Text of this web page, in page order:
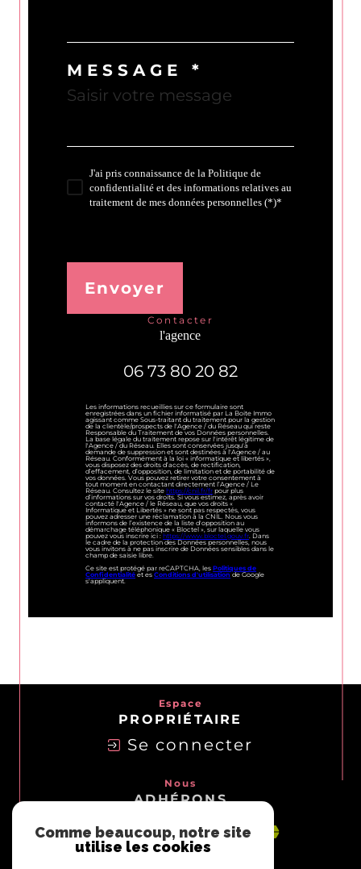
MESSAGE *
J'ai pris connaissance de la Politique de
confidentialité et des informations relatives au
traitement de mes données personnelles (*)*
Envoyer
contacter
l'agence
06 73 80 20 82
Les informations recueillies sur ce formulaire sont
enregistrées dans un fichier informatisé par La Boite Immo
agissant comme Sous-traitant du traitement pour la gestion
de la clientèle/prospects de l'Agence / du Réseau qui reste
Responsable du Traitement de vos Données personnelles.
La base légale du traitement repose sur l'intérêt légitime de
l'Agence / du Réseau. Elles sont conservées jusqu'à
demande de suppression et sont destinées à l'Agence / au
Réseau. Conformément à la loi « informatique et libertés »,
vous disposez des droits d’accès, de rectification,
d’effacement, d’opposition, de limitation et de portabilité de
vos données. Vous pouvez retirer votre consentement à
tout moment en contactant directement l’Agence / Le
Réseau. Consultez le site https://cnil.fr/fr pour plus
d’informations sur vos droits. Si vous estimez, après avoir
contacté l'Agence / le Réseau, que vos droits «
Informatique et Libertés » ne sont pas respectés, vous
pouvez adresser une réclamation à la CNIL. Nous vous
informons de l’existence de la liste d'opposition au
démarchage téléphonique « Bloctel », sur laquelle vous
pouvez vous inscrire ici : https://www.bloctel.gouv.fr. Dans
le cadre de la protection des Données personnelles, nous
vous invitons à ne pas inscrire de Données sensibles dans le
champ de saisie libre.
Ce site est protégé par reCAPTCHA, lesPolitiques de
Confidentialité et esConditions d'utilisation de Google
s'appliquent.
Espace
PROPRIÉTAIRE
Se connecter
Nous
ADHÉRONS
Comme beaucoup, notre site
utilise les cookies